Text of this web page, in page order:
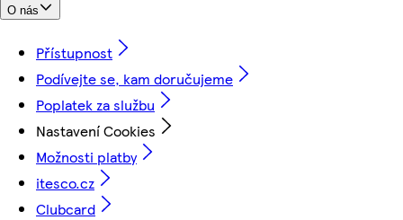
O nás
Přístupnost
Podívejte se, kam doručujeme
Poplatek za službu
Nastavení Cookies
Možnosti platby
itesco.cz
Clubcard